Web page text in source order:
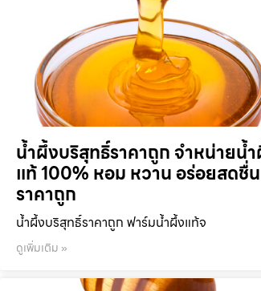
น้ำผึ้งบริสุทธิ์ราคาถูก จำหน่ายน้
แท้ 100% หอม หวาน อร่อยสดชื่น
ราคาถูก
น้ำผึ้งบริสุทธิ์ราคาถูก ฟาร์มน้ำผึ้งแท้จ
ดูเพิ่มเติม »